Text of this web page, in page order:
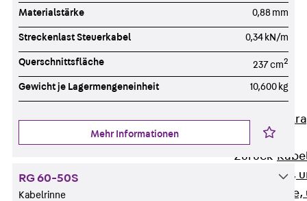
Ausbau
Ausbau
Produkte
Kabeltragsysteme
Zurück
Kabelrinnen
Zurück
R Kabelrinne,
RS
Materialstärke 0,88 mm
Streckenlast Steuerkabel 0,34 kN/m
Querschnittsfläche 237 cm2
Gewicht je Lagermengeneinheit 10,600 kg
Mehr Informationen
RG 60-50S
Kabelrinne